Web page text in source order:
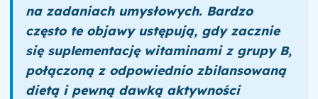
na zadaniach umysłowych. Bardzo
często te objawy ustępują, gdy zacznie
się suplementację witaminami z grupy B,
połączoną z odpowiednio zbilansowaną
dietą i pewną dawką aktywności